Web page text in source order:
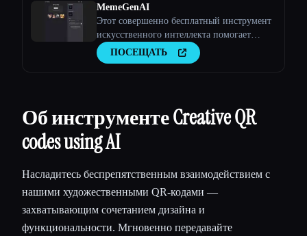
MemeGenAI
Этот совершенно бесплатный инструмент
искусственного интеллекта помогает
пользователям создавать
персонализированные мемы в формате gif.
новый
ПОСЕЩАТЬ
Об инструменте Creative QR
codes using AI
Насладитесь беспрепятственным взаимодействием с
нашими художественными QR-кодами —
захватывающим сочетанием дизайна и
функциональности. Мгновенно передавайте